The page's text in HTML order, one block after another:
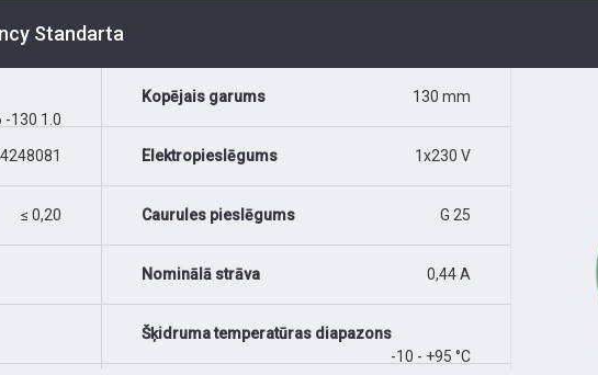
Standarta
-130 1.0
4248081
≤ 0,20
Kopējais garums 130 mm
Elektropieslēgums 1x230 V
Caurules pieslēgums G 25
Nominālā strāva 0,44 A
Šķidruma temperatūras diapazons
-10 - +95 °C